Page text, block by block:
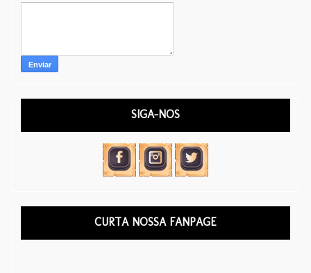
SIGA-NOS
CURTA NOSSA FANPAGE